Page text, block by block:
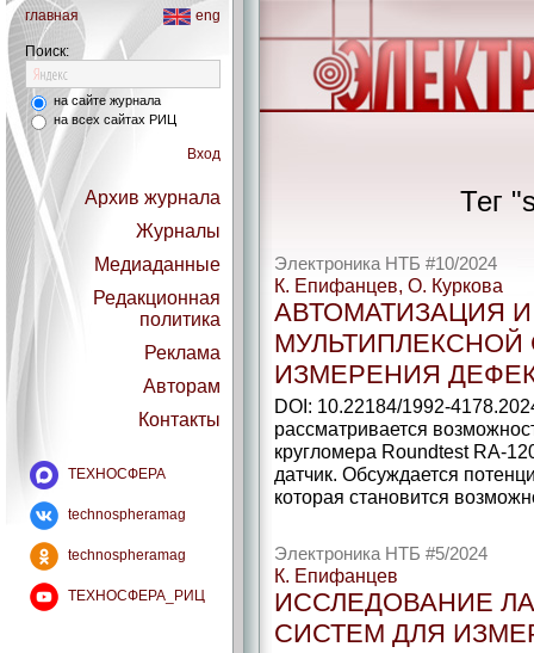
главная eng
Поиск:
на сайте журнала
на всех сайтах РИЦ
Вход
Архив журнала
Журналы
Медиаданные
Редакционная
политика
Реклама
Авторам
Контакты
ТЕХНОСФЕРА
technospheramag
technospheramag
ТЕХНОСФЕРА_РИЦ
Тег
Электроника НТБ #10/2024
К. Епифанцев, О. Куркова
АВТОМАТИЗАЦИЯ
ИЗМЕРЕНИЯ
DOI: 10.22184/1992-
рассматривается
кругломера Roundtest RA-
датчик. Обсуждается
которая становится
Электроника НТБ #5/2024
К. Епифанцев
ИССЛЕДОВАНИЕ
СИСТЕМ ДЛЯ